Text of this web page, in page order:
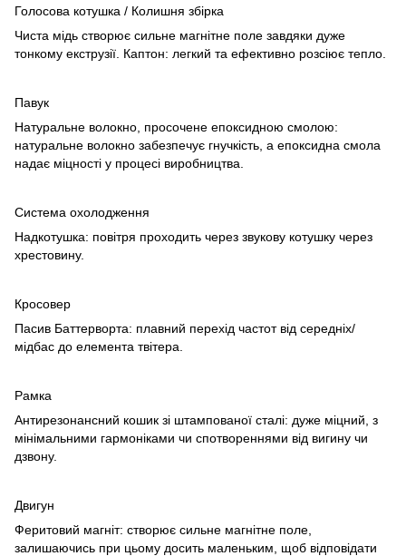
Голосова котушка / Колишня збірка
Чиста мідь створює сильне магнітне поле завдяки дуже
тонкому екструзії. Каптон: легкий та ефективно розсіює тепло.
Павук
Натуральне волокно, просочене епоксидною смолою:
натуральне волокно забезпечує гнучкість, а епоксидна смола
надає міцності у процесі виробництва.
Система охолодження
Надкотушка: повітря проходить через звукову котушку через
хрестовину.
Кросовер
Пасив Баттерворта: плавний перехід частот від середніх/
мідбас до елемента твітера.
Рамка
Антирезонансний кошик зі штампованої сталі: дуже міцний, з
мінімальними гармоніками чи спотвореннями від вигину чи
дзвону.
Двигун
Феритовий магніт: створює сильне магнітне поле,
залишаючись при цьому досить маленьким, щоб відповідати